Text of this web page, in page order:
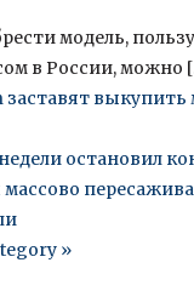
модель,
в России, можно
заставят
остановил
»